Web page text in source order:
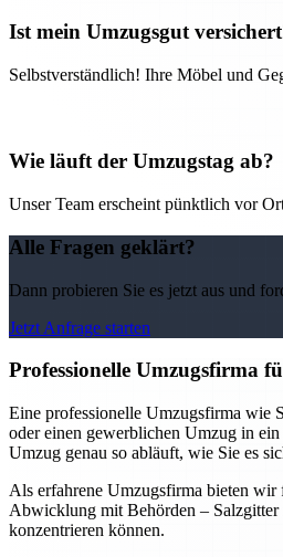
Ist mein Umzugsgut
Selbstverständlich! Ihre Möbel und
Wie läuft der Umzugstag ab?
Unser Team erscheint pünktlich vor
Alle Fragen geklärt?
Dann probieren Sie es jetzt aus und
Jetzt Anfrage starten
Professionelle Umzugsfirma
Eine professionelle Umzugsfirma wie
oder einen gewerblichen Umzug in
Umzug genau so abläuft, wie Sie es
Als erfahrene Umzugsfirma bieten
Abwicklung mit Behörden – Salzgitter
konzentrieren können.